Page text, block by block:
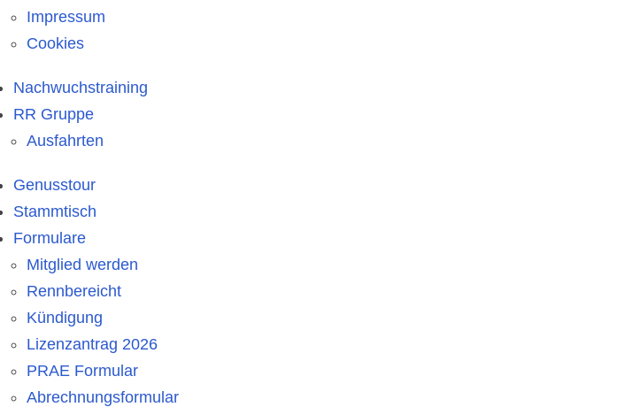
Impressum
Cookies
Nachwuchstraining
RR Gruppe
Ausfahrten
Genusstour
Stammtisch
Formulare
Mitglied werden
Rennbereicht
Kündigung
Lizenzantrag 2026
PRAE Formular
Abrechnungsformular